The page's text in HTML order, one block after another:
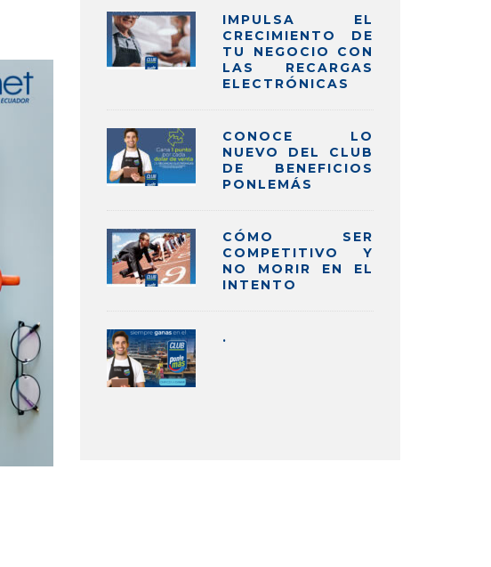
IMPULSA EL
CRECIMIENTO DE
TU NEGOCIO CON
LAS RECARGAS
ELECTRÓNICAS
CONOCE LO
NUEVO DEL CLUB
DE BENEFICIOS
PONLEMÁS
CÓMO SER
COMPETITIVO Y
NO MORIR EN EL
INTENTO
.